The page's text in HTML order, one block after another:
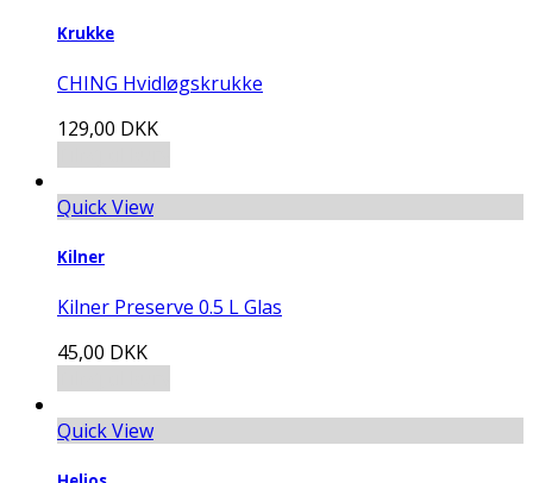
Krukke
CHING Hvidløgskrukke
129,00 DKK
Quick View
Kilner
Kilner Preserve 0.5 L Glas
45,00 DKK
Quick View